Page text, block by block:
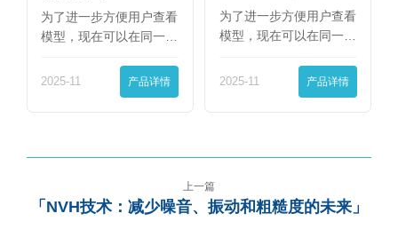
为了进一步方便用户查看
模型，现在可以在同一
2025-11 产品详情
篇】
为了进一步方便用户查看
模型，现在可以在同一
2025-11 产品详情
上一篇
「NVH技术：减少噪音、振动和粗糙度的未来」